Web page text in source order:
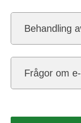
Behandling
Frågor om